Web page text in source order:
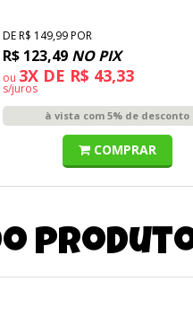
DE R$ 149,99 POR
R$ 123,49 NO PIX
ou 3X DE R$ 43,33
s/juros
à vista com 5% de desconto
COMPRAR